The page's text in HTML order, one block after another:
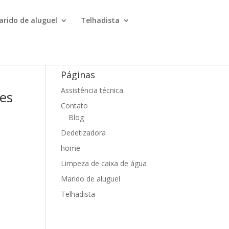
de aluguel Telhadista
Páginas
Assistência técnica
Contato
Blog
Dedetizadora
home
Limpeza de caixa de água
Marido de aluguel
Telhadista